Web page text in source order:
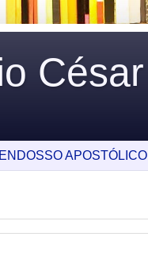
César
ENDOSSO APOSTÓLICO